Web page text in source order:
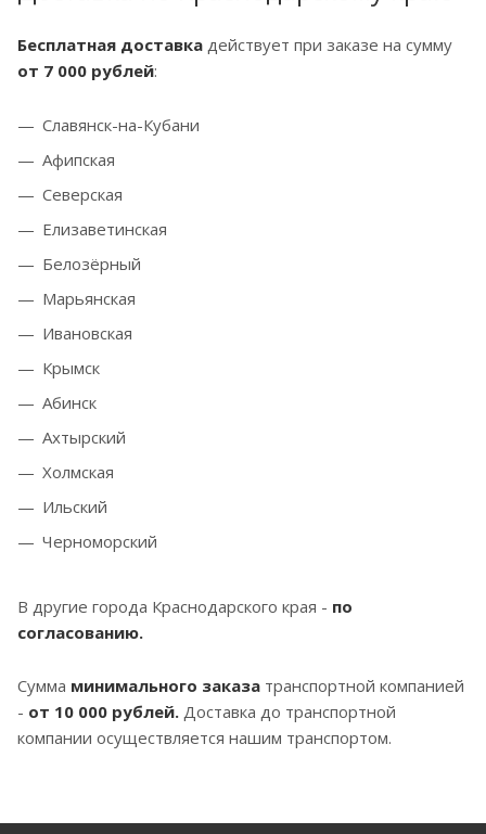
Бесплатная доставка действует при заказе на сумму
от 7 000 рублей:
Славянск-на-Кубани
Афипская
Северская
Елизаветинская
Белозёрный
Марьянская
Ивановская
Крымск
Абинск
Ахтырский
Холмская
Ильский
Черноморский
В другие города Краснодарского края - по
согласованию.
Сумма минимального заказа транспортной компанией
- от 10 000 рублей. Доставка до транспортной
компании осуществляется нашим транспортом.